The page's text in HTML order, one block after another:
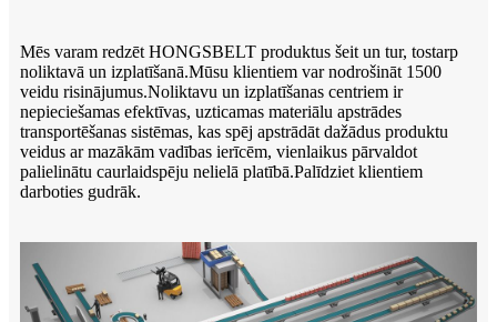
Mēs varam redzēt HONGSBELT produktus šeit un tur, tostarp
noliktavā un izplatīšanā.Mūsu klientiem var nodrošināt 1500
veidu risinājumus.Noliktavu un izplatīšanas centriem ir
nepieciešamas efektīvas, uzticamas materiālu apstrādes
transportēšanas sistēmas, kas spēj apstrādāt dažādus produktu
veidus ar mazākām vadības ierīcēm, vienlaikus pārvaldot
palielinātu caurlaidspēju nelielā platībā.Palīdziet klientiem
darboties gudrāk.